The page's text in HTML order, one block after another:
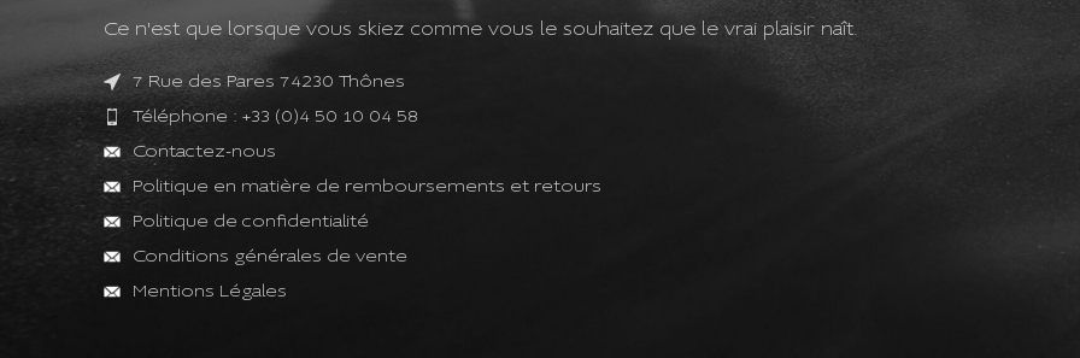
Ce n'est que lorsque vous skiez comme vous le souhaitez que le vrai plaisir naît.
7 Rue des Pares 74230 Thônes
Téléphone : +33 (0)4 50 10 04 58
Contactez-nous
Politique en matière de remboursements et retours
Politique de confidentialité
Conditions générales de vente
Mentions Légales